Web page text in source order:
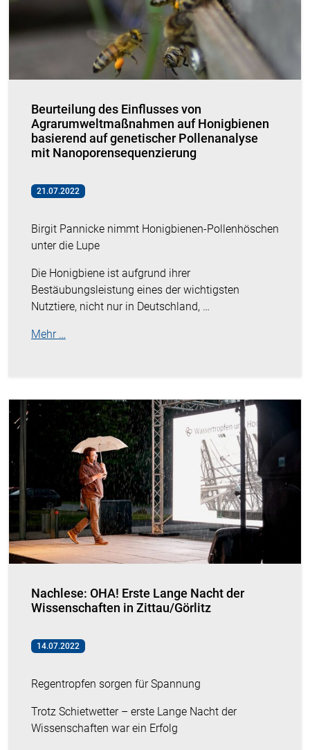
Beurteilung des Einflusses von
Agrarumweltmaßnahmen auf Honigbienen
basierend auf genetischer Pollenanalyse
mit Nanoporensequenzierung
21.07.2022
Birgit Pannicke nimmt Honigbienen-Pollenhöschen
unter die Lupe
Die Honigbiene ist aufgrund ihrer
Bestäubungsleistung eines der wichtigsten
Nutztiere, nicht nur in Deutschland, …
Mehr …
Nachlese: OHA! Erste Lange Nacht der
Wissenschaften in Zittau/Görlitz
14.07.2022
Regentropfen sorgen für Spannung
Trotz Schietwetter – erste Lange Nacht der
Wissenschaften war ein Erfolg